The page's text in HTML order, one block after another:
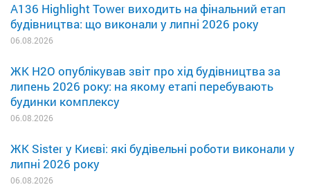
A136 Highlight Tower виходить на фінальний етап
будівництва: що виконали у липні 2026 року
06.08.2026
ЖК H2O опублікував звіт про хід будівництва за
липень 2026 року: на якому етапі перебувають
будинки комплексу
06.08.2026
ЖК Sister у Києві: які будівельні роботи виконали у
липні 2026 року
06.08.2026